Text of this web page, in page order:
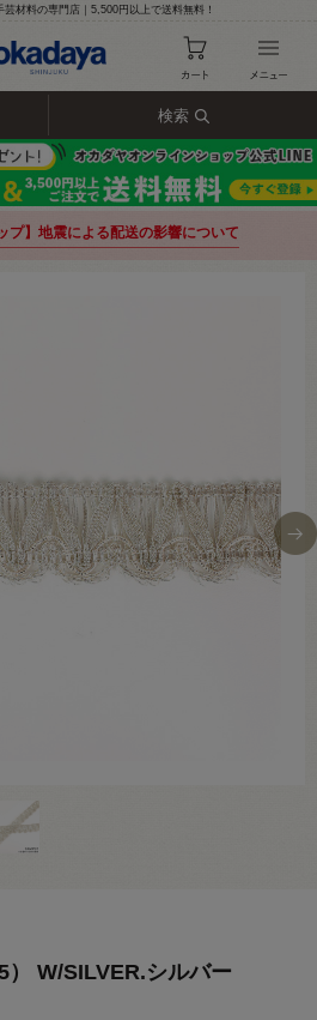
材料の専門店｜5,500円以上で送料無料！
検索
プ】地震による配送の影響について
） W/SILVER.シルバー